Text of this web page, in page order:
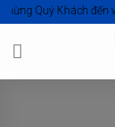
Skip
to
content
Khách đến với